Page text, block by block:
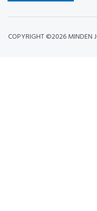
COPYRIGHT ©2026 MINDEN